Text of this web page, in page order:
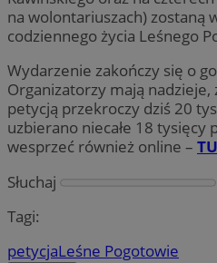
na wolontariuszach) zostaną
codziennego życia Leśnego
Wydarzenie zakończy się o
Organizatorzy mają
petycją przekroczy dziś 20
uzbierano niecałe 18 tysięcy
wesprzeć również online –
Słuchaj
Tagi:
petycjaLeśne Pogotowie